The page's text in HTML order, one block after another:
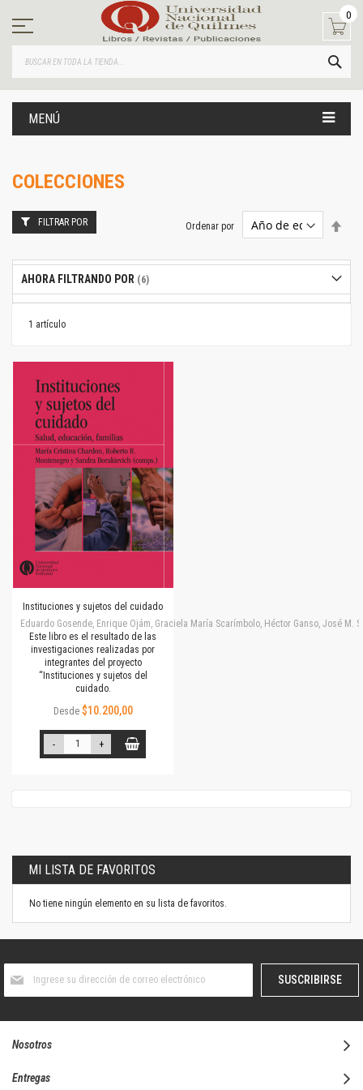
contenido
0
MENÚ
COLECCIONES
1 artículo
Ordenar por
Instituciones y sujetos del cuidado
Eduardo Gosende, Enrique Ojám, Graciela María Scarímbolo, Héctor Ganso, José
Este libro es el resultado de las
investigaciones realizadas por
integrantes del proyecto
“Instituciones y sujetos del
cuidado.
Desde $10.200,00
- +
FILTRAR POR
AHORA FILTRANDO POR
MI LISTA DE FAVORITOS
No tiene ningún elemento en su lista de favoritos.
boletín
SUSCRIBIRSE
Nosotros
Entregas